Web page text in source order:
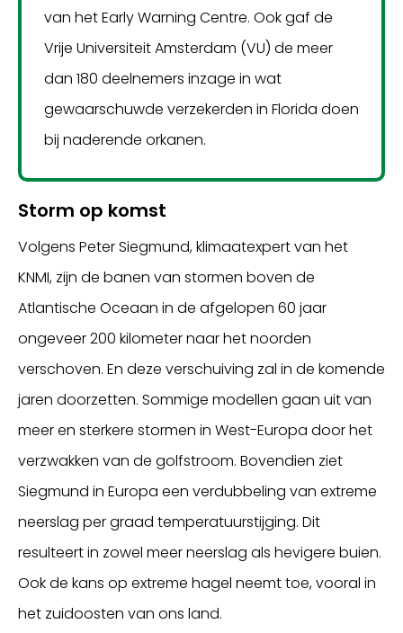
van het Early Warning Centre. Ook gaf de
Vrije Universiteit Amsterdam (VU) de meer
dan 180 deelnemers inzage in wat
gewaarschuwde verzekerden in Florida doen
bij naderende orkanen.
Storm op komst
Volgens Peter Siegmund, klimaatexpert van het
KNMI, zijn de banen van stormen boven de
Atlantische Oceaan in de afgelopen 60 jaar
ongeveer 200 kilometer naar het noorden
verschoven. En deze verschuiving zal in de komende
jaren doorzetten. Sommige modellen gaan uit van
meer en sterkere stormen in West-Europa door het
verzwakken van de golfstroom. Bovendien ziet
Siegmund in Europa een verdubbeling van extreme
neerslag per graad temperatuurstijging. Dit
resulteert in zowel meer neerslag als hevigere buien.
Ook de kans op extreme hagel neemt toe, vooral in
het zuidoosten van ons land.